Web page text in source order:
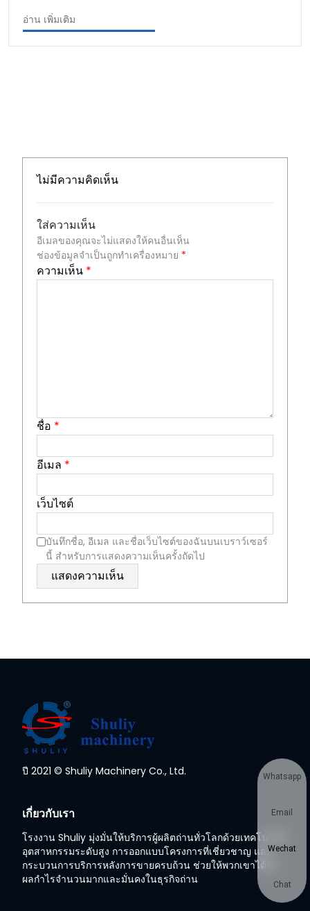
อ่าน เพิ่มเติม
ไม่มีความคิดเห็น
ใส่ความเห็น
อีเมลของคุณจะไม่แสดงให้คนอื่นเห็น
ช่องข้อมูลจำเป็นถูกทำเครื่องหมาย *
ความเห็น *
ชื่อ *
อีเมล *
เว็บไซต์
บันทึกชื่อ, อีเมล และชื่อเว็บไซต์ของฉันบนเบราว์เซอร์
นี้ สำหรับการแสดงความเห็นครั้งถัดไป
ปี 2021 © Shuliy Machinery Co., Ltd.
เกี่ยวกับเรา
โรงงาน Shuliy มุ่งมั่นให้บริการผู้ผลิตถ่านทั่วโลกด้วยเทคโนโลยี
อุตสาหกรรมระดับสูง การออกแบบโครงการที่เชี่ยวชาญ และ
กระบวนการบริการหลังการขายครบถ้วน ช่วยให้พวกเขาได้รับ
ผลกำไรจำนวนมากและมั่นคงในธุรกิจถ่าน
Whatsapp
Email
Wechat
Chat